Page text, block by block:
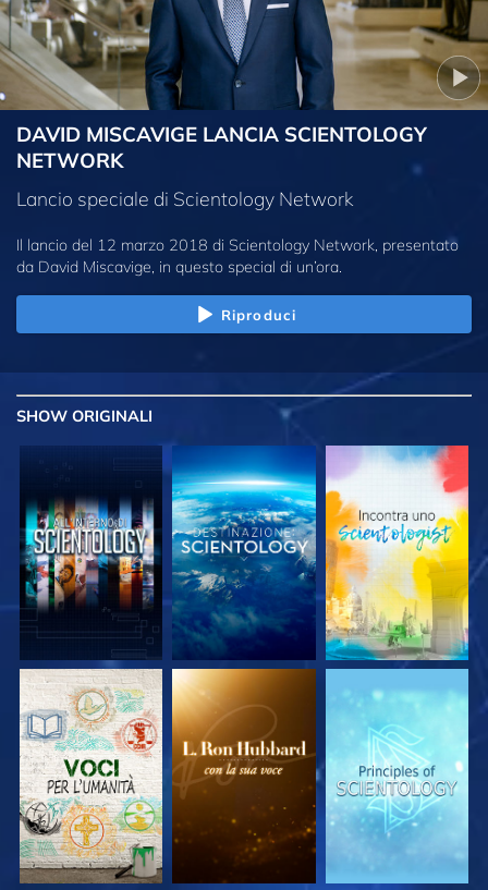
DAVID MISCAVIGE LANCIA SCIENTOLOGY
NETWORK
Lancio speciale di Scientology Network
Il lancio del 12 marzo 2018 di Scientology Network, presentato
da David Miscavige, in questo special di un’ora.
Riproduci
SHOW ORIGINALI
ESPLORA LE
SERIE
ESPLORA LE
SERIE
ESPLORA LE
SERIE